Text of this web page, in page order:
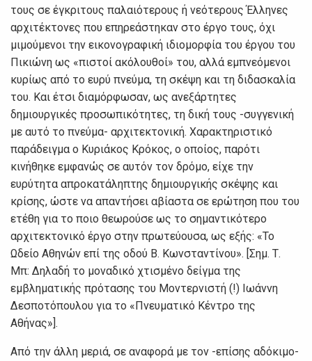
τους σε έγκριτους παλαιότερους ή νεότερους Έλληνες
αρχιτέκτονες που επηρεάστηκαν στο έργο τους, όχι
μιμούμενοι την εικονογραφική ιδιομορφία του έργου του
Πικιώνη ως «πιστοί ακόλουθοί» του, αλλά εμπνεόμενοι
κυρίως από το ευρύ πνεύμα, τη σκέψη και τη διδασκαλία
του. Και έτσι διαμόρφωσαν, ως ανεξάρτητες
δημιουργικές προσωπικότητες, τη δική τους -συγγενική
με αυτό το πνεύμα- αρχιτεκτονική. Χαρακτηριστικό
παράδειγμα ο Κυριάκος Κρόκος, ο οποίος, παρότι
κινήθηκε εμφανώς σε αυτόν τον δρόμο, είχε την
ευρύτητα απροκατάληπτης δημιουργικής σκέψης και
κρίσης, ώστε να απαντήσει αβίαστα σε ερώτηση που του
ετέθη για το ποιο θεωρούσε ως το σημαντικότερο
αρχιτεκτονικό έργο στην πρωτεύουσα, ως εξής: «Το
Ωδείο Αθηνών επί της οδού Β. Κωνσταντίνου». [Σημ. Τ.
Μπ: Δηλαδή το μοναδικό χτισμένο δείγμα της
εμβληματικής πρότασης του Μοντερνιστή (!) Ιωάννη
Δεσποτόπουλου για το «Πνευματικό Κέντρο της
Αθήνας»].
Από την άλλη μεριά, σε αναφορά με τον -επίσης αδόκιμο-